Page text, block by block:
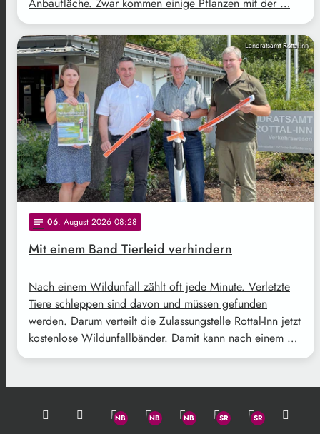
Anbaufläche. Zwar kommen einige Pflanzen mit der …
Landratsamt Rottal-Inn
notes 06. August 2026 08:28
Mit einem Band Tierleid verhindern
Nach einem Wildunfall zählt oft jede Minute. Verletzte
Tiere schleppen sind davon und müssen gefunden
werden. Darum verteilt die Zulassungstelle Rottal-Inn jetzt
kostenlose Wildunfallbänder. Damit kann nach einem …